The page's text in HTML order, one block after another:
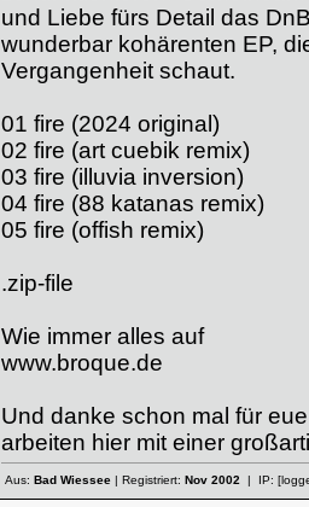
und Liebe fürs Detail das
wunderbar kohärenten EP,
Vergangenheit schaut.
01 fire (2024 original)
02 fire (art cuebik remix)
03 fire (illuvia inversion)
04 fire (88 katanas remix)
05 fire (offish remix)
.zip-file
Wie immer alles auf
www.broque.de
Und danke schon mal für
arbeiten hier mit einer
Aus: Bad Wiessee| Registriert: Nov 2002| IP: